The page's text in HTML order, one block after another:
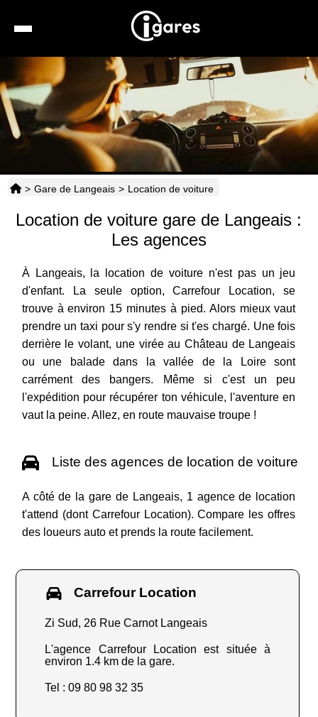
Recherche
Location de voiture
Hôtels
Taxis
Horaires
> Gare de Langeais > Location de voiture
Location de voiture gare de Langeais :
Les agences
À Langeais, la location de voiture n'est pas un jeu
d'enfant. La seule option, Carrefour Location, se
trouve à environ 15 minutes à pied. Alors mieux vaut
prendre un taxi pour s'y rendre si t'es chargé. Une fois
derrière le volant, une virée au Château de Langeais
ou une balade dans la vallée de la Loire sont
carrément des bangers. Même si c'est un peu
l'expédition pour récupérer ton véhicule, l'aventure en
vaut la peine. Allez, en route mauvaise troupe !
Liste des agences de location de voiture
A côté de la gare de Langeais, 1 agence de location
t'attend (dont Carrefour Location). Compare les offres
des loueurs auto et prends la route facilement.
Carrefour Location
Zi Sud, 26 Rue Carnot Langeais
L'agence Carrefour Location est située à
environ 1.4 km de la gare.
Tel : 09 80 98 32 35